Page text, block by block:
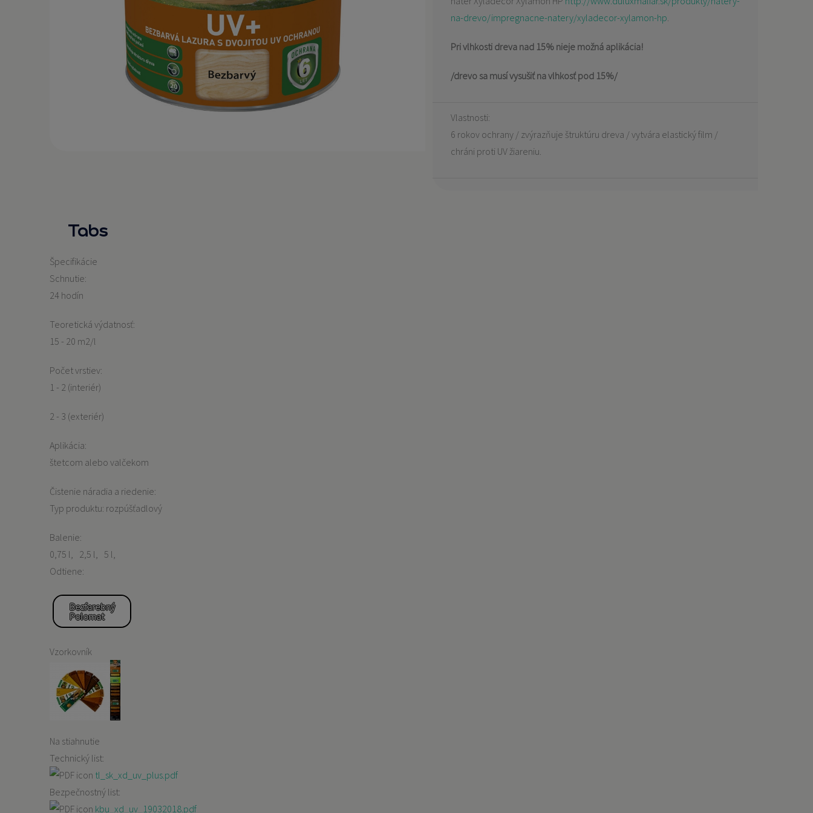
na-drevo/impregnacne-natery/xyladecor-xylamon-hp.
Pri vlhkosti dreva nad 15% nieje možná aplikácia!
/drevo sa musí vysušiť na vlhkosť pod 15%/
Vlastnosti:
6 rokov ochrany / zvýrazňuje štruktúru dreva / vytvára elastický film /
chráni proti UV žiareniu.
Tabs
Špecifikácie
Schnutie:
24 hodín
Teoretická výdatnosť:
15 - 20 m2/l
Počet vrstiev:
1 - 2 (interiér)
2 - 3 (exteriér)
Aplikácia:
štetcom alebo valčekom
Čistenie náradia a riedenie:
Typ produktu: rozpúšťadlový
Balenie:
0,75 l
2,5 l
5 l
Odtiene:
Bezfarebný
Polomat
Vzorkovník
Na stiahnutie
Technický list:
tl_sk_xd_uv_plus.pdf
Bezpečnostný list:
kbu_xd_uv_19032018.pdf